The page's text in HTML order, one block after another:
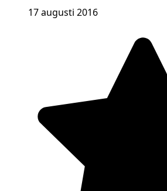
17 augusti 2016